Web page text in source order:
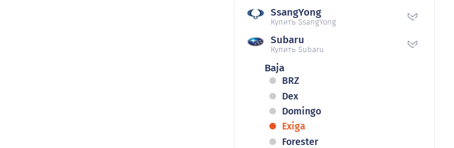
SsangYong
Купить SsangYong
Subaru
Купить Subaru
Baja
BRZ
Dex
Domingo
Exiga
Forester